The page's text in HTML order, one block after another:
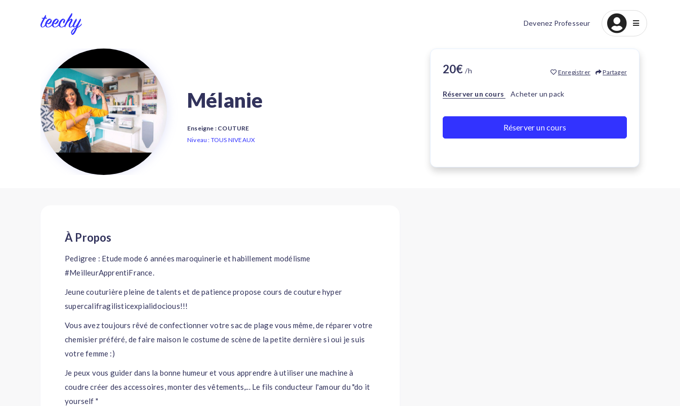
Devenez Professeur
Mélanie
Enseigne : COUTURE
Niveau : TOUS NIVEAUX
À Propos
Pedigree : Etude mode 6 années maroquinerie et habillement modélisme
#MeilleurApprentiFrance.
Jeune couturière pleine de talents et de patience propose cours de couture hyper
supercalifragilisticexpialidocious!!!
Vous avez toujours rêvé de confectionner votre sac de plage vous même, de réparer votre
chemisier préféré, de faire maison le costume de scène de la petite dernière si oui je suis
votre femme :)
Je peux vous guider dans la bonne humeur et vous apprendre à utiliser une machine à
coudre créer des accessoires, monter des vêtements,... Le fils conducteur l'amour du "do it
yourself "
20€/h Enregistrer Partager
Réserver un cours Acheter un pack
Réserver un cours